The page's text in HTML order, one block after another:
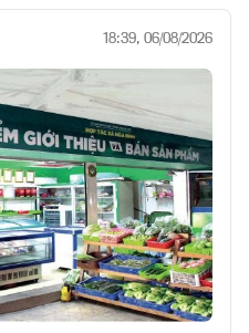
18:39, 06/08/2026